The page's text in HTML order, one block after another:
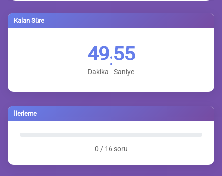
Kalan Süre
49
Dakika
:54
Saniye
İlerleme
0 / 16 soru